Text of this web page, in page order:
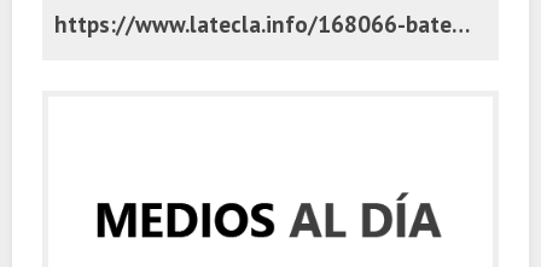
https://www.latecla.info/168066-baterias-contra-los-cortes-asi-es-el-plan-nacional-que-ya-replica-la-provincia